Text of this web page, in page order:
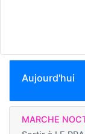
Aujourd'hui
MARCHE